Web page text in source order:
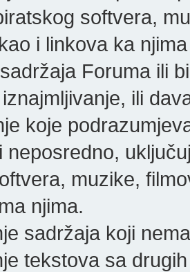
softvera,
i linkova ka njima
Foruma ili
ili
koje
neposredno,
muzike,
njima.
sadržaja koji
tekstova sa